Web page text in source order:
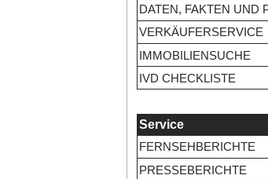
DATEN, FAKTEN UND
VERKÄUFERSERVICE
IMMOBILIENSUCHE
IVD CHECKLISTE
Service
FERNSEHBERICHTE
PRESSEBERICHTE